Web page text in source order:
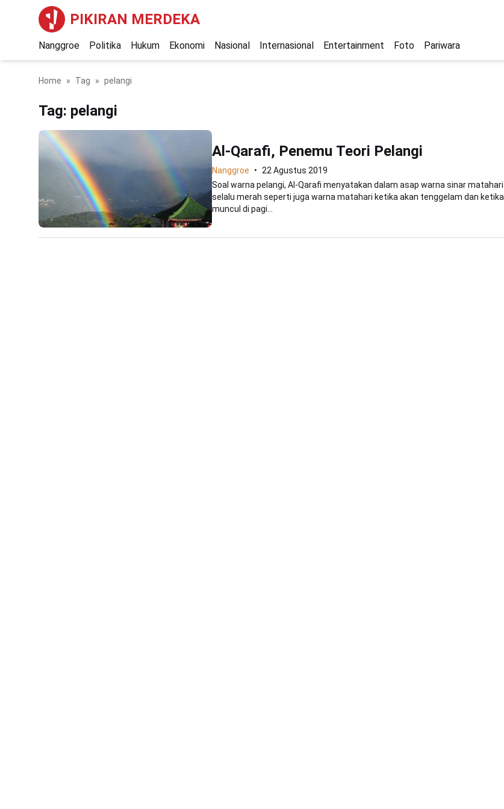
PIKIRAN MERDEKA
Nanggroe Politika Hukum Ekonomi Nasional Internasional Entertainment Foto Pariwara
Home Tag pelangi
Tag: pelangi
Al-Qarafi, Penemu Teori Pelangi
Nanggroe
22 Agustus 2019
Soal warna pelangi, Al-Qarafi menyatakan dalam asap warna sinar matahari
selalu merah seperti juga warna matahari ketika akan tenggelam dan ketika
muncul di pagi...